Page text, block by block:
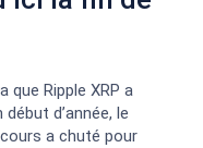
que Ripple XRP a
d’année, le
a chuté pour